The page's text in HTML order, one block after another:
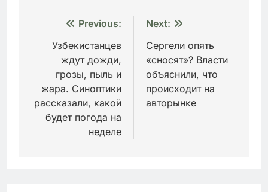
Навигация
записям
Previous:
Узбекистанцев
ждут дожди,
грозы, пыль и
жара. Синоптики
рассказали, какой
будет погода на
неделе
Next:
Сергели опять
«сносят»? Власти
объяснили, что
происходит на
авторынке